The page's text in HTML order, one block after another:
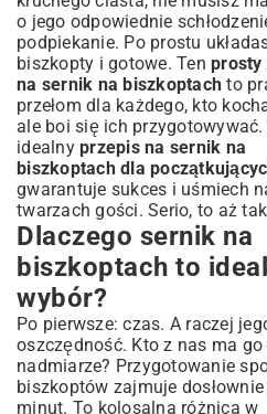
Masa serowa – sekret
konsystencji
Pieczenie czy chłodzenie? Opcje
przygotowania Twojego sernika
Sekrety doskonałego sernika:
i triki od eksperta
Jak uniknąć pęknięć na
Sprawdzone metody
Dodatki i dekoracje, które
Twoich gości
Wariacje na temat sernika na
biszkoptach – zainspiruj się!
Podsumowanie i serwowanie:
najlepiej podać sernik?
o jego odpowiednie
podpiekanie. Po prostu
biszkopty i gotowe. Ten prosty
na sernik na biszkoptach to
przełom dla każdego, kto
ale boi się ich przygotowywać.
idealny przepis na sernik na
biszkoptach dla
gwarantuje sukces i uśmiech
twarzach gości. Serio, to aż
Dlaczego sernik na
biszkoptach to
wybór?
Po pierwsze: czas. A raczej
oszczędność. Kto z nas ma go
nadmiarze? Przygotowanie
biszkoptów zajmuje
minut. To kolosalna różnica w